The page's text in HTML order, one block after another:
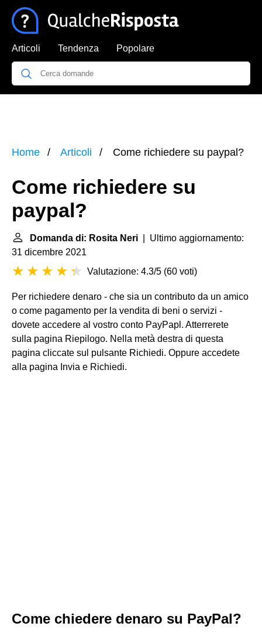
Articoli Tendenza Popolare
Home Articoli Come richiedere su paypal?
Come richiedere su
paypal?
Domanda di: Rosita Neri | Ultimo aggiornamento:
31 dicembre 2021
Valutazione: 4.3/5 (60 voti)
Per richiedere denaro - che sia un contributo da un amico
o come pagamento per la vendita di beni o servizi -
dovete accedere al vostro conto PayPapl. Atterrerete
sulla pagina Riepilogo. Nella metà destra di questa
pagina cliccate sul pulsante Richiedi. Oppure accedete
alla pagina Invia e Richiedi.
Come chiedere denaro su PayPal?